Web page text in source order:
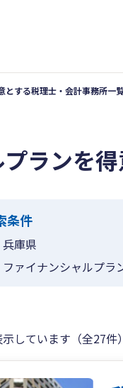
とする税理士・会計事務所一
ランを
条件
兵庫県
ファイナンシャルプラ
しています（全27件）